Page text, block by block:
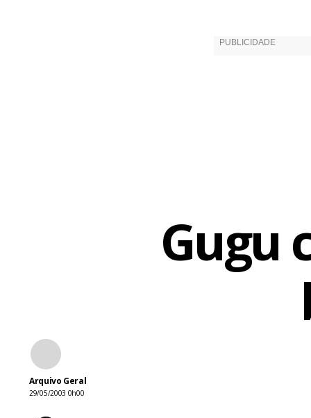
Gugu
Arquivo Geral
29/05/2003 0h00